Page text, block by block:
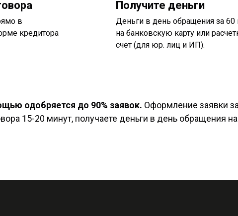
в
кредитора
Получите деньги
Деньги в день обращения за 60
на банковскую карту или
счет (для юр. лиц и ИП).
одобряется до 90% заявок. Оформление заявки
15-20 минут, получаете деньги в день обращения на